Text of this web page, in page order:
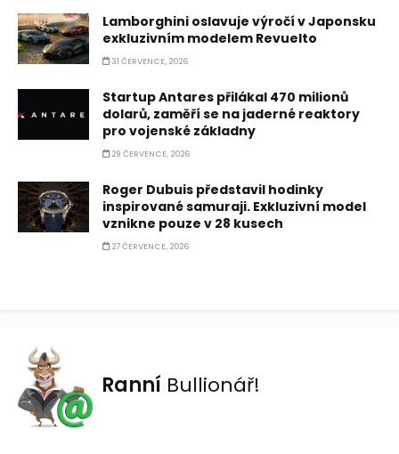
Lamborghini oslavuje výročí v Japonsku
exkluzivním modelem Revuelto
31 ČERVENCE, 2026
Startup Antares přilákal 470 milionů
dolarů, zaměří se na jaderné reaktory
pro vojenské základny
29 ČERVENCE, 2026
Roger Dubuis představil hodinky
inspirované samuraji. Exkluzivní model
vznikne pouze v 28 kusech
27 ČERVENCE, 2026
Ranní Bullionář!